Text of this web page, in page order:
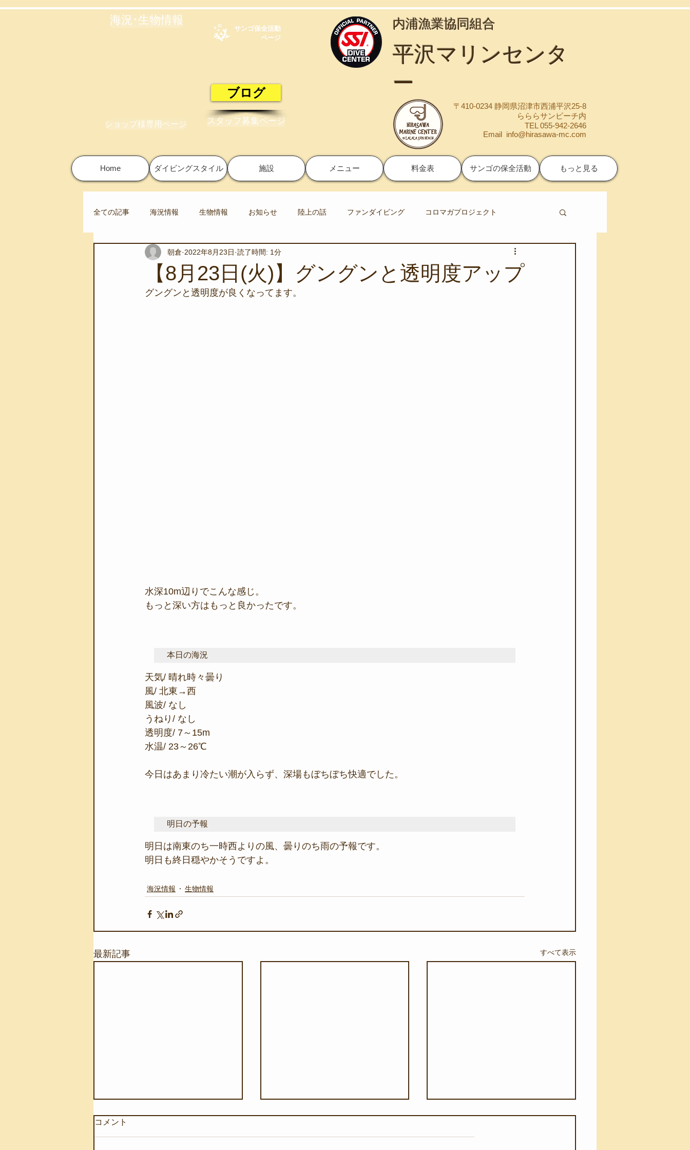
海況･生物情報
サンゴ保全活動​
ページ
ブログ
ショップ様専用ページ スタッフ募集ページ
​内浦漁業協同組合
​平沢マリンセンタ
ー
〒410-0234 静岡県沼津市西浦平沢25-8
らららサンビーチ内
TEL 055-942-2646
Email info@hirasawa-mc.com
Home ダイビングスタイル 施設 メニュー 料金表 サンゴの保全活動 もっと見る
全ての記事 海況情報 生物情報 お知らせ 陸上の話 ファンダイビング コロマガプロジェクト
スノーケリングツアー 自然環境保全 ワカメの養殖 アカモク養殖実験
伊豆半島ジオパーク サンゴの保全活動
【8月23日(火)】グングンと透明度アップ
朝倉 2022年8月23日 読了時間: 1分
グングンと透明度が良くなってます。
水深10m辺りでこんな感じ。
もっと深い方はもっと良かったです。
本日の海況
天気/ 晴れ時々曇り
風/ 北東→西
風波/ なし
うねり/ なし
透明度/ 7～15m
水温/ 23～26℃
今日はあまり冷たい潮が入らず、深場もぼちぼち快適でした。
明日の予報
明日は南東のち一時西よりの風、曇りのち雨の予報です。
明日も終日穏やかそうですよ。
海況情報 生物情報
最新記事 すべて表示
コメント